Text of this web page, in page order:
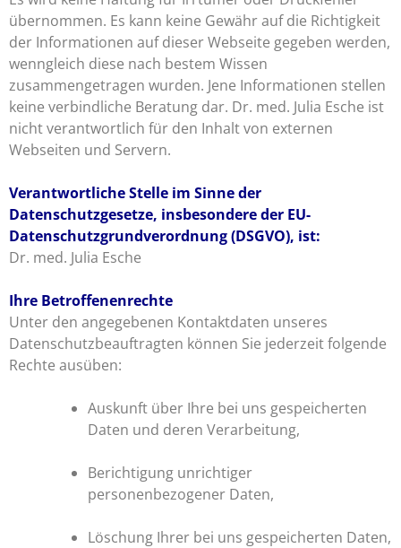
übernommen. Es kann keine Gewähr auf die Richtigkeit
der Informationen auf dieser Webseite gegeben werden,
wenngleich diese nach bestem Wissen
zusammengetragen wurden. Jene Informationen stellen
keine verbindliche Beratung dar. Dr. med. Julia Esche ist
nicht verantwortlich für den Inhalt von externen
Webseiten und Servern.
Verantwortliche Stelle im Sinne der
Datenschutzgesetze, insbesondere der EU-
Datenschutzgrundverordnung (DSGVO), ist:
Dr. med. Julia Esche
Ihre Betroffenenrechte
Unter den angegebenen Kontaktdaten unseres
Datenschutzbeauftragten können Sie jederzeit folgende
Rechte ausüben:
Auskunft über Ihre bei uns gespeicherten
Daten und deren Verarbeitung,
Berichtigung unrichtiger
personenbezogener Daten,
Löschung Ihrer bei uns gespeicherten Daten,